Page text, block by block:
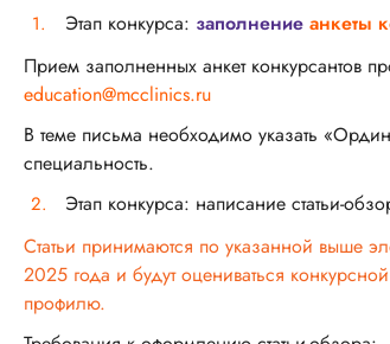
Этап конкурса: заполнение анкеты
Прием заполненных анкет конкурсантов
education@mcclinics.ru
В теме письма необходимо указать
специальность.
Этап конкурса: написание статьи-
Статьи принимаются по указанной выше
2025 года и будут оцениваться
профилю.